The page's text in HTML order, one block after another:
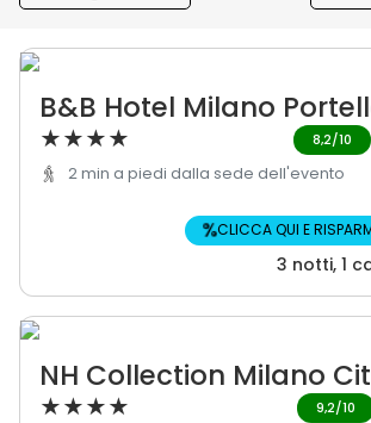
B&B Hotel Milano
★★★★ 8,2/10
2 min a piedi dalla sede dell'evento
%CLICCA QUI E
3 notti, 1
NH Collection Milano
★★★★ 9,2/10